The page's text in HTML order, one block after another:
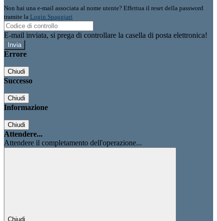
Non hai una e-mail associata al nome utente? Effettua il reset della password
tramite la Login Spaggiari
E-mail inviata, si prega di controllare la casella di posta elettronica!
Errore
Chiudi
Successo
Chiudi
Informazione
Chiudi
Attendere...
Attendere il completamento dell'operazione...
Chiudi